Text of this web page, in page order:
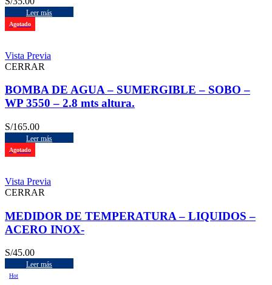
Leer más
Agotado
Vista Previa
CERRAR
BOMBA DE AGUA – SUMERGIBLE – SOBO –
WP 3550 – 2.8 mts altura.
S/165.00
Leer más
Agotado
Vista Previa
CERRAR
MEDIDOR DE TEMPERATURA – LIQUIDOS –
ACERO INOX-
S/45.00
Leer más
Hot